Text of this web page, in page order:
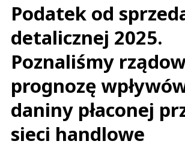
Podatek od
detalicznej 2025.
Poznaliśmy
prognozę
daniny płaconej
sieci handlowe